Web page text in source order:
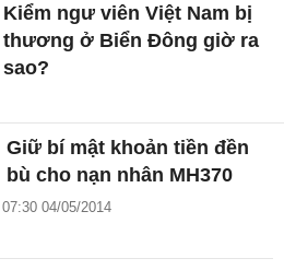
Kiểm ngư viên Việt Nam bị
thương ở Biển Đông giờ ra
sao?
Giữ bí mật khoản tiền đền
bù cho nạn nhân MH370
07:30 04/05/2014